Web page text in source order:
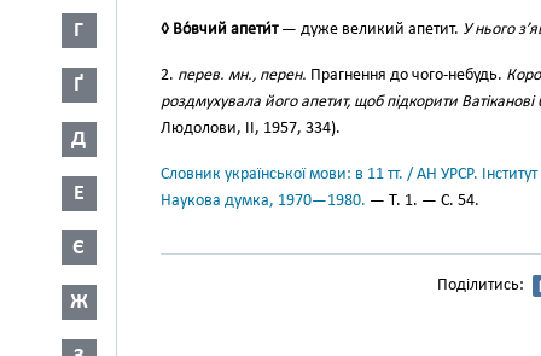
Г
Ґ
Д
Е
Є
Ж
◊ Во́вчий апети́т— дуже великий апетит. У нього
2. перев. мн., перен. Прагнення до чого-небудь.
роздмухувала його апетит, щоб підкорити Ватіканові
Людолови, II, 1957, 334).
Словник української мови: в 11 тт. / АН УРСР.
Наукова думка, 1970—1980. — Т. 1. — С. 54.
Поділитись: